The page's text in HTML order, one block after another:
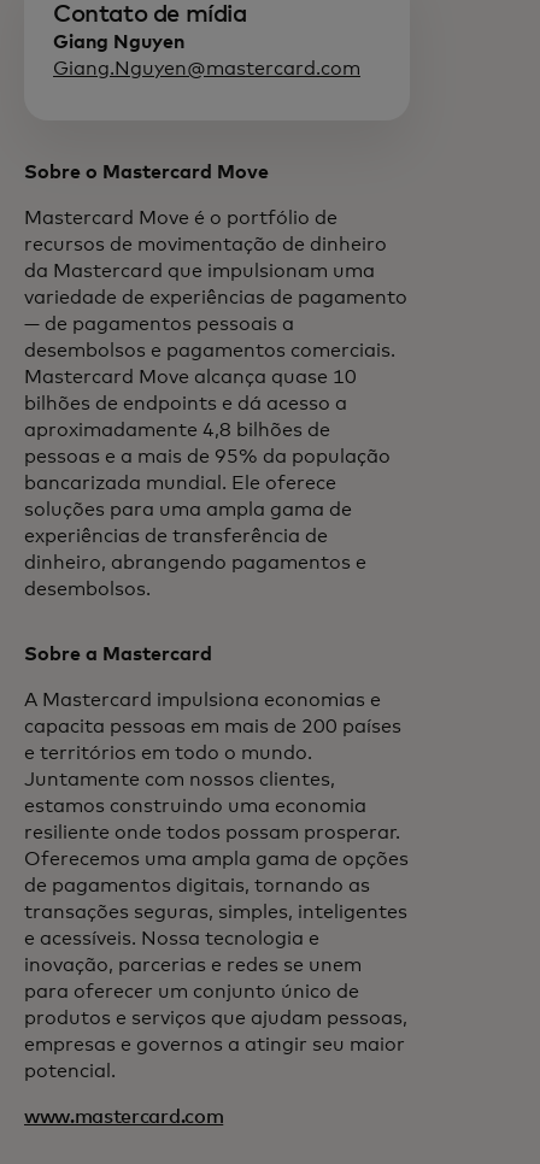
Contato de mídia
Giang Nguyen
Giang.Nguyen@mastercard.com
Sobre o Mastercard Move
Mastercard Move é o portfólio de
recursos de movimentação de dinheiro
da Mastercard que impulsionam uma
variedade de experiências de pagamento
— de pagamentos pessoais a
desembolsos e pagamentos comerciais.
Mastercard Move alcança quase 10
bilhões de endpoints e dá acesso a
aproximadamente 4,8 bilhões de
pessoas e a mais de 95% da população
bancarizada mundial. Ele oferece
soluções para uma ampla gama de
experiências de transferência de
dinheiro, abrangendo pagamentos e
desembolsos.
Sobre a Mastercard
A Mastercard impulsiona economias e
capacita pessoas em mais de 200 países
e territórios em todo o mundo.
Juntamente com nossos clientes,
estamos construindo uma economia
resiliente onde todos possam prosperar.
Oferecemos uma ampla gama de opções
de pagamentos digitais, tornando as
transações seguras, simples, inteligentes
e acessíveis. Nossa tecnologia e
inovação, parcerias e redes se unem
para oferecer um conjunto único de
produtos e serviços que ajudam pessoas,
empresas e governos a atingir seu maior
potencial.
www.mastercard.com